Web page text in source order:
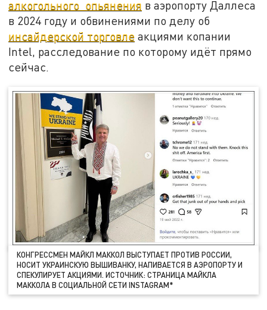
алкогольного опьянения в аэропорту Даллеса
в 2024 году и обвинениями по делу об
инсайдерской торговле акциями копании
Intel, расследование по которому идёт прямо
сейчас.
КОНГРЕССМЕН МАЙКЛ МАККОЛ ВЫСТУПАЕТ ПРОТИВ РОССИИ,
НОСИТ УКРАИНСКУЮ ВЫШИВАНКУ, НАПИВАЕТСЯ В АЭРОПОРТУ И
СПЕКУЛИРУЕТ АКЦИЯМИ. ИСТОЧНИК: СТРАНИЦА МАЙКЛА
МАККОЛА В СОЦИАЛЬНОЙ СЕТИ INSTAGRAM*